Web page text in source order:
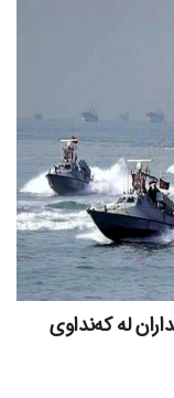
لە کەنداوی